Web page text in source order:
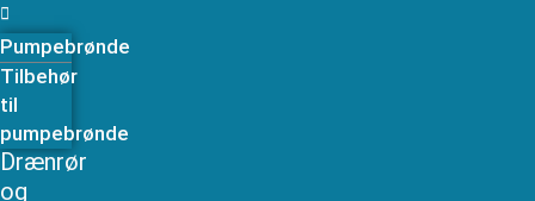
Pumpebrønde
Tilbehør
til
pumpebrønde
Drænrør
og